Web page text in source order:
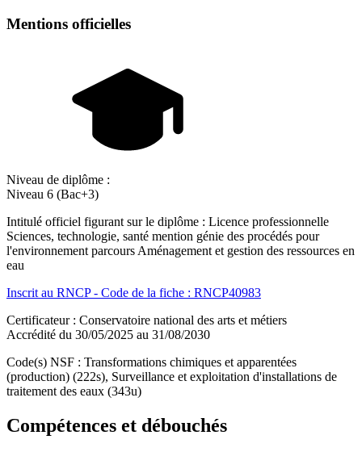
Mentions officielles
Niveau de diplôme :
Niveau 6 (Bac+3)
Intitulé officiel figurant sur le diplôme : Licence professionnelle
Sciences, technologie, santé mention génie des procédés pour
l'environnement parcours Aménagement et gestion des ressources en
eau
Inscrit au RNCP - Code de la fiche : RNCP40983
Certificateur : Conservatoire national des arts et métiers
Accrédité du 30/05/2025 au 31/08/2030
Code(s) NSF : Transformations chimiques et apparentées
(production) (222s), Surveillance et exploitation d'installations de
traitement des eaux (343u)
Compétences et débouchés